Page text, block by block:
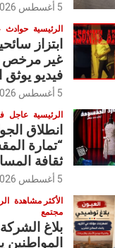
5 أغسطس 2026
الرئيسية حوادث
ابتزاز
غير مرخص
فيديو يوثق
5 أغسطس 2026
الرئيسية عاجل
انطلاق
“تمارة
ثقافة
5 أغسطس 2026
الأكثر مشاهدة
مجتمع
بلاغ
المواطنين